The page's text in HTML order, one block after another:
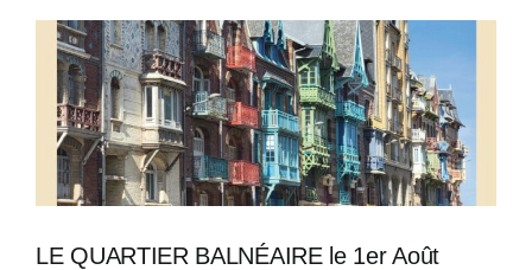
LE QUARTIER BALNÉAIRE le 1er Août